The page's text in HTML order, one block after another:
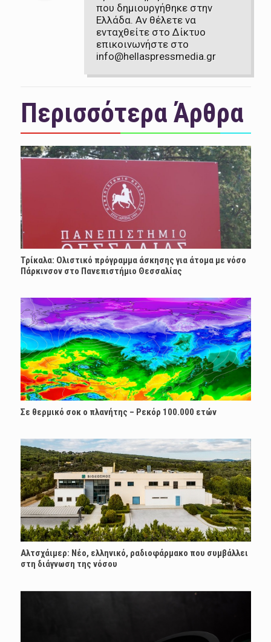
που δημιουργήθηκε στην
Ελλάδα. Αν θέλετε να
ενταχθείτε στο Δίκτυο
επικοινωνήστε στο
info@hellaspressmedia.gr
Περισσότερα Άρθρα
Τρίκαλα: Ολιστικό πρόγραμμα άσκησης για άτομα με νόσο
Πάρκινσον στο Πανεπιστήμιο Θεσσαλίας
Σε θερμικό σοκ ο πλανήτης – Ρεκόρ 100.000 ετών
Αλτσχάιμερ: Nέο, ελληνικό, ραδιοφάρμακο που συμβάλλει
στη διάγνωση της νόσου